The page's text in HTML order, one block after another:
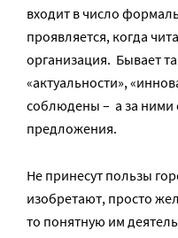
входит в число
проявляется, когда
организация. Бывает
«актуальности»,
соблюдены – а за ними
предложения.
Не принесут пользы
изобретают, просто
то понятную им